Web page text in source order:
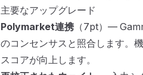
主要なアップグレード
Polymarket連携 （7pt）—
のコンセンサスと照合します。
スコアが向上します。